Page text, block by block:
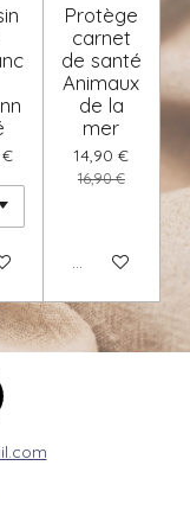
€
détails
Protège
carnet
de santé
Animaux
de la
mer
14,90 €
16,90 €
Ajouter au